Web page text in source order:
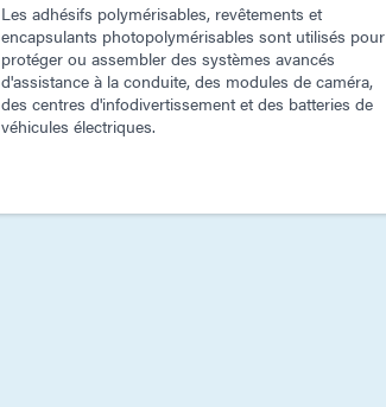
Les adhésifs polymérisables, revêtements et
encapsulants photopolymérisables sont utilisés pour
protéger ou assembler des systèmes avancés
d'assistance à la conduite, des modules de caméra,
des centres d'infodivertissement et des batteries de
véhicules électriques.